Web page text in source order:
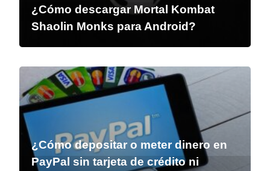
¿Cómo descargar Mortal Kombat
Shaolin Monks para Android?
¿Cómo depositar o meter dinero en
PayPal sin tarjeta de crédito ni